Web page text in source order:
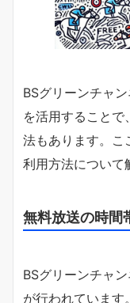
BSグリーンチャ
を活用すること
法もあります。こ
利用方法について
無料放送の時間
BSグリーンチャ
が行われています